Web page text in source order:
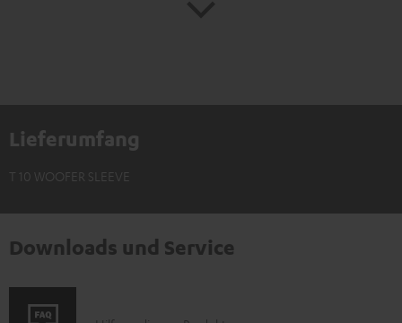
Lieferumfang
T 10 WOOFER SLEEVE
Downloads und Service